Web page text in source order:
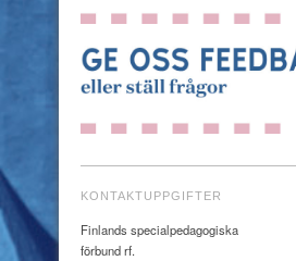
KONTAKTUPPGIFTER
Finlands specialpedagogiska
förbund rf.